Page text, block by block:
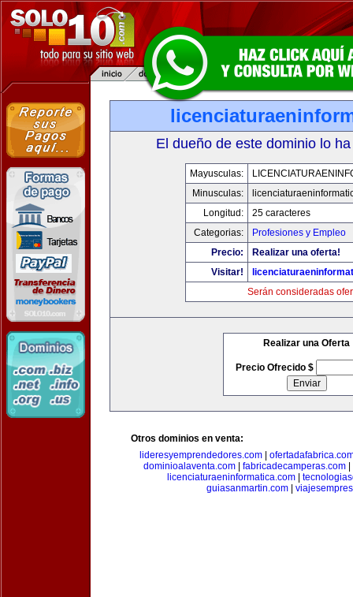
El dueño de este dominio lo
Mayusculas:
Minusculas:
Longitud:
25 caracteres
Categorias:
Profesiones y Empleo
Precio:
Realizar una oferta!
Visitar!
Serán consideradas
Realizar una Oferta
Precio Ofrecido $
Otros dominios en venta:
lideresyemprendedores.com
dominioalaventa.com
fabricadecamperas.com
licenciaturaeninformatica.com|
guiasanmartin.com|